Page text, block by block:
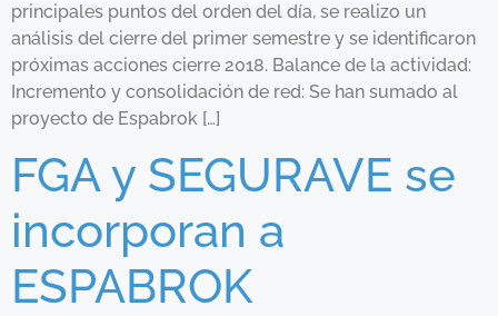
principales puntos del orden del día, se realizo un
análisis del cierre del primer semestre y se identificaron
próximas acciones cierre 2018. Balance de la actividad:
Incremento y consolidación de red: Se han sumado al
proyecto de Espabrok […]
FGA y SEGURAVE se
incorporan a
ESPABROK